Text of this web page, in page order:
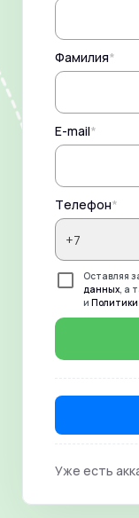
Фамилия*
E-mail*
Телефон*
Оставляя
данных, а
и Политики
Уже есть